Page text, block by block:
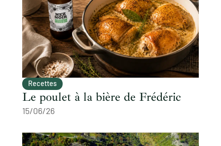
Recettes
Le poulet à la bière de Frédéric
15/06/26